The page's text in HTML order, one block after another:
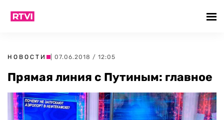
НОВОСТИ | 07.06.2018 / 12:05
Прямая линия с Путиным: главное